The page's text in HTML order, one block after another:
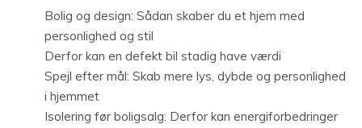
Bolig og design: Sådan skaber du et hjem med
personlighed og stil
Derfor kan en defekt bil stadig have værdi
Spejl efter mål: Skab mere lys, dybde og personlighed
i hjemmet
Isolering før boligsalg: Derfor kan energiforbedringer